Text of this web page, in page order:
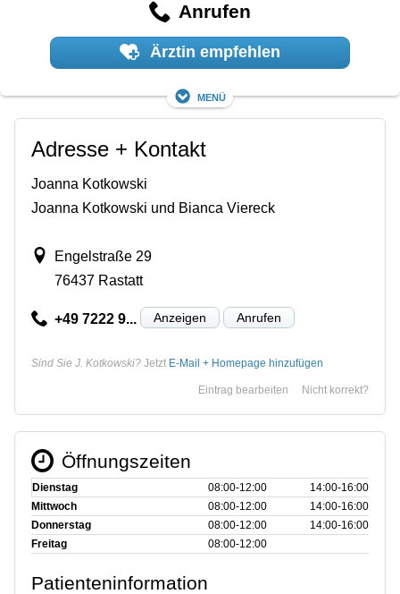
Anrufen
Ärztin empfehlen
Menü
Adresse + Kontakt
Joanna Kotkowski
Joanna Kotkowski und Bianca Viereck
Engelstraße 29
76437 Rastatt
+49 7222 9... Anzeigen Anrufen
Sind Sie J. Kotkowski? Jetzt E-Mail + Homepage hinzufügen
Nicht korrekt?
Eintrag bearbeiten
Öffnungszeiten
Dienstag 08:00‑12:00
14:00‑16:00
Mittwoch
08:00‑12:00
14:00‑16:00
Donnerstag
08:00‑12:00
14:00‑16:00
Freitag
08:00‑12:00
Patienteninformation